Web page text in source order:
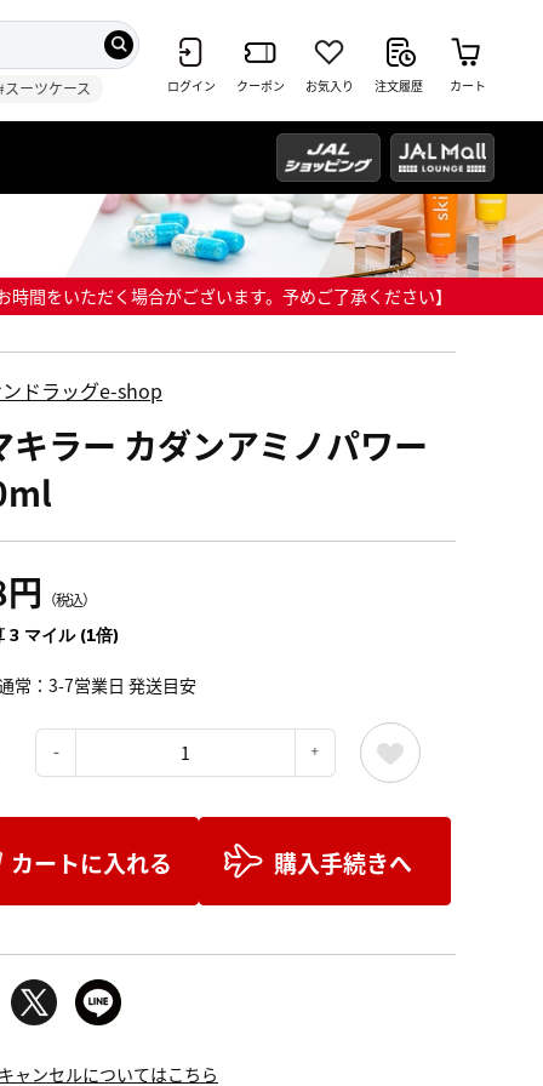
スーツケース ログイン クーポン お気入り 注文履歴 カート
間をいただく場合がございます。予めご了承ください】
ドラッグe-shop
キラー カダンアミノパワー
（税込）
3 マイル (1倍)
常：3-7営業日 発送目安
カートに入れる 購入手続きへ
ャンセルについてはこちら